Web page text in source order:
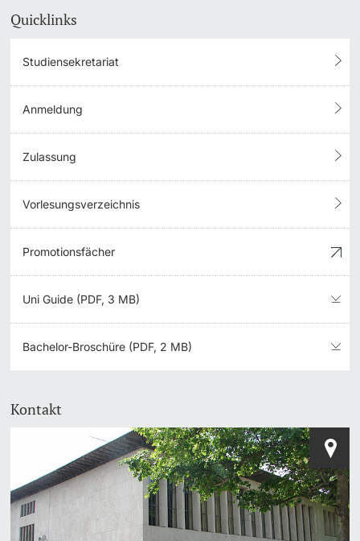
Quicklinks
Studiensekretariat
Anmeldung
Zulassung
Vorlesungsverzeichnis
Promotionsfächer
Uni Guide (PDF, 3 MB)
Bachelor-Broschüre (PDF, 2 MB)
Kontakt